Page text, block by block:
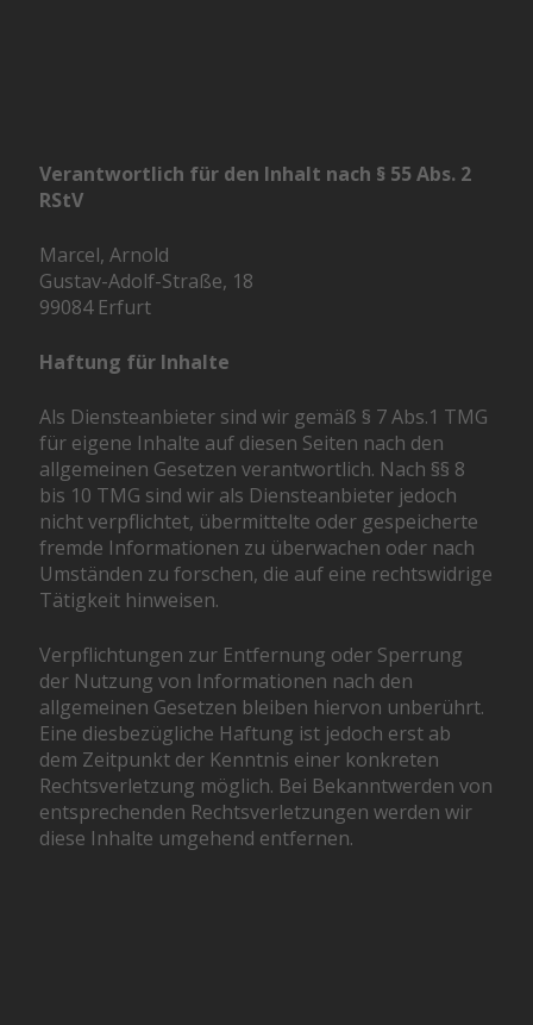
Verantwortlich für den Inhalt nach § 55 Abs. 2
RStV
Marcel, Arnold
Gustav-Adolf-Straße, 18
99084 Erfurt
Haftung für Inhalte
Als Diensteanbieter sind wir gemäß § 7 Abs.1 TMG
für eigene Inhalte auf diesen Seiten nach den
allgemeinen Gesetzen verantwortlich. Nach §§ 8
bis 10 TMG sind wir als Diensteanbieter jedoch
nicht verpflichtet, übermittelte oder gespeicherte
fremde Informationen zu überwachen oder nach
Umständen zu forschen, die auf eine rechtswidrige
Tätigkeit hinweisen.
Verpflichtungen zur Entfernung oder Sperrung
der Nutzung von Informationen nach den
allgemeinen Gesetzen bleiben hiervon unberührt.
Eine diesbezügliche Haftung ist jedoch erst ab
dem Zeitpunkt der Kenntnis einer konkreten
Rechtsverletzung möglich. Bei Bekanntwerden von
entsprechenden Rechtsverletzungen werden wir
diese Inhalte umgehend entfernen.